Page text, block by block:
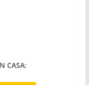
CASA: